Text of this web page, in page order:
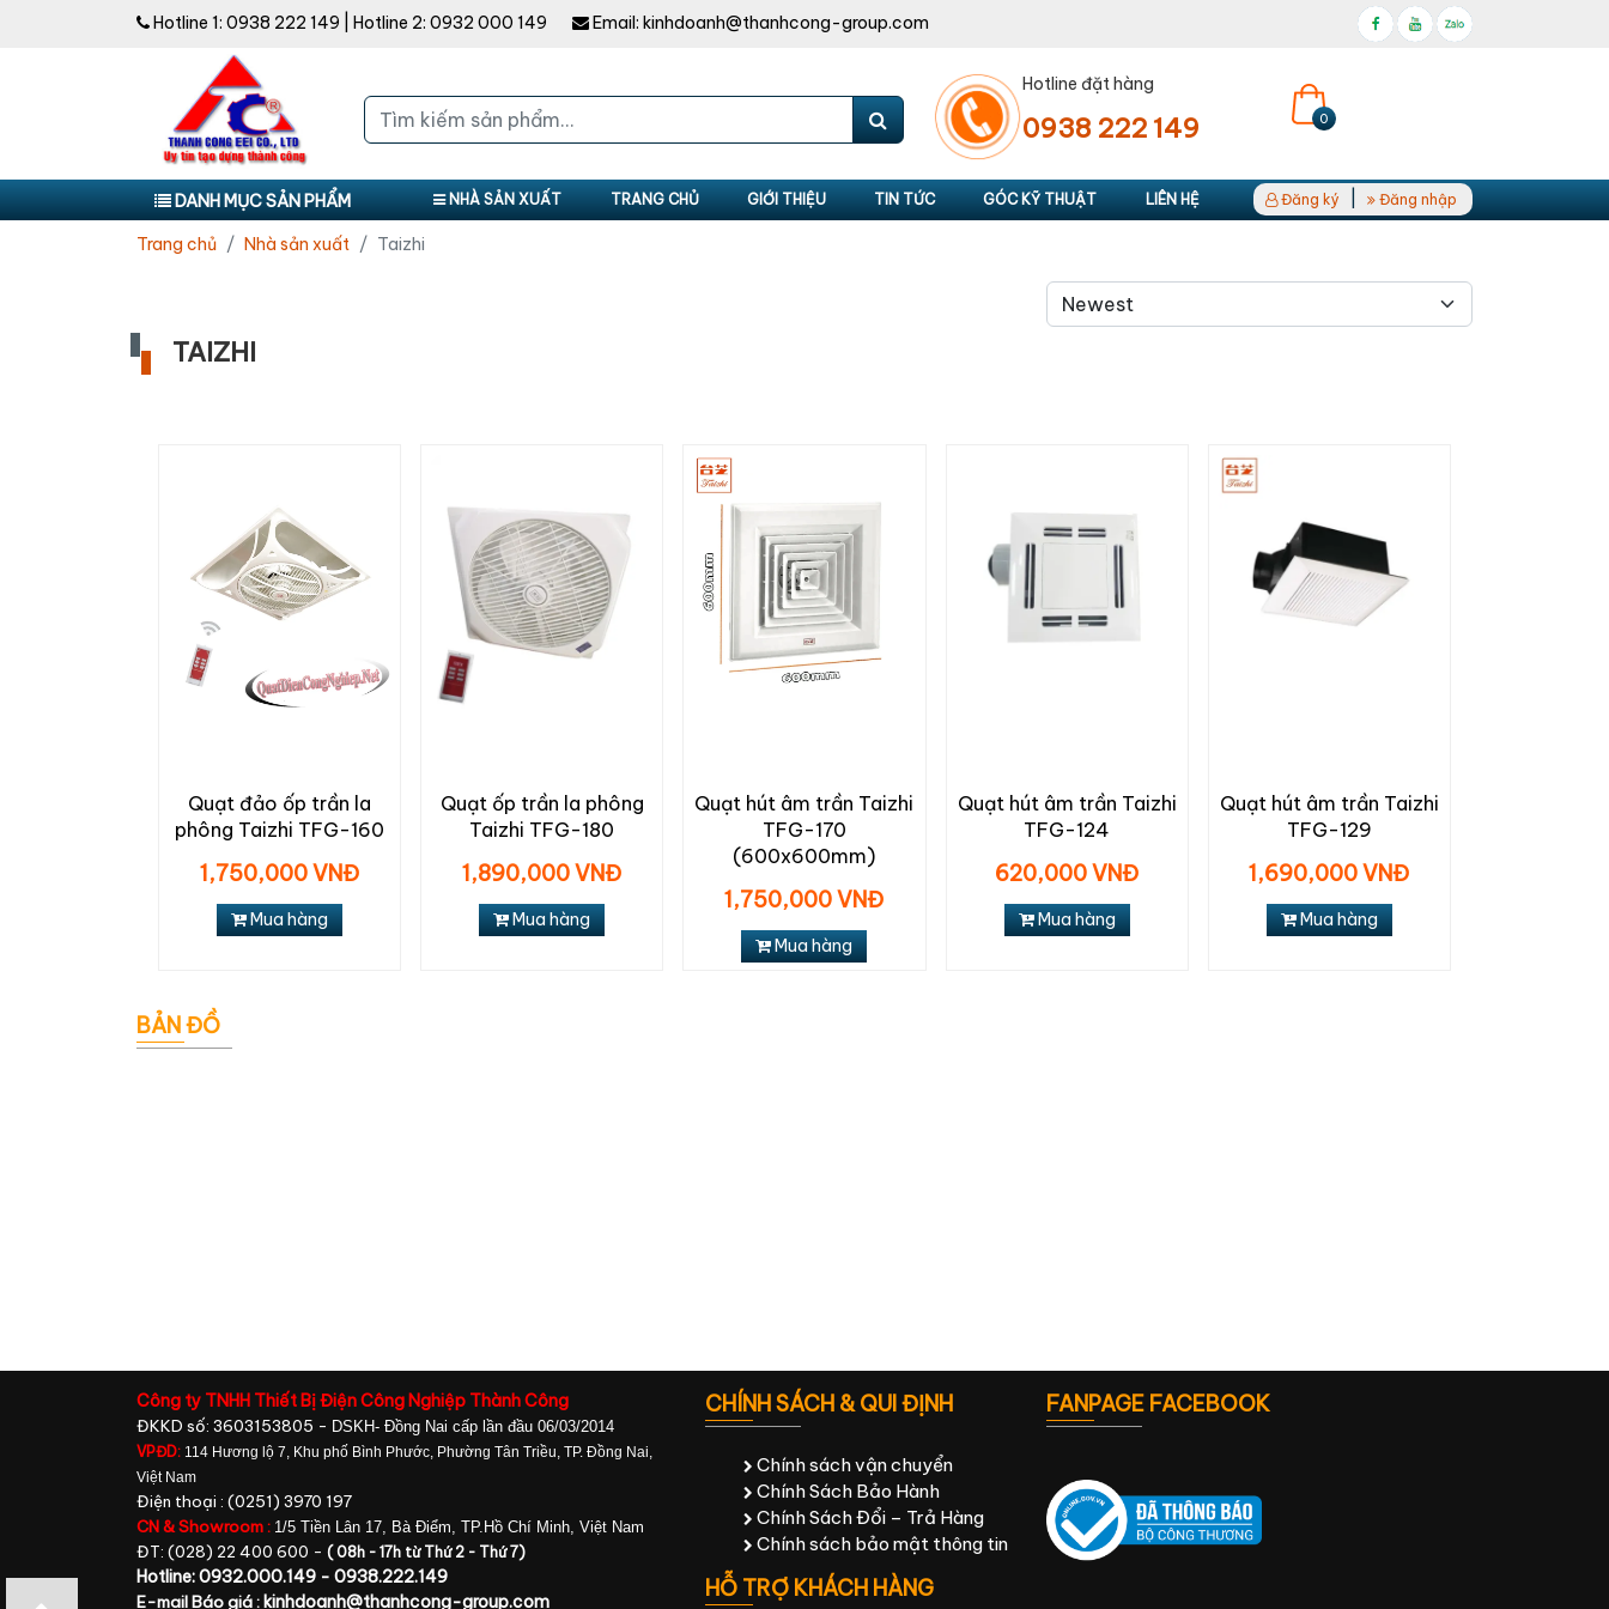
Hotline 1: 0938 222 149 | Hotline 2: 0932 000 149 Email: kinhdoanh@thanhcong-group.com
Hotline đặt hàng
0938 222 149 0
DANH MỤC SẢN PHẨM NHÀ SẢN XUẤT TRANG CHỦ GIỚI THIỆU TIN TỨC GÓC KỸ THUẬT LIÊN HỆ Đăng ký Đăng nhập
Trang chủ Nhà sản xuất Taizhi
TAIZHI
Quạt đảo ốp trần la
phông Taizhi TFG-160
1,750,000 VNĐ
Mua hàng
Quạt ốp trần la phông
Taizhi TFG-180
1,890,000 VNĐ
Mua hàng
Quạt hút âm trần Taizhi
TFG-170
(600x600mm)
1,750,000 VNĐ
Mua hàng
Quạt hút âm trần Taizhi
TFG-124
620,000 VNĐ
Mua hàng
Quạt hút âm trần Taizhi
TFG-129
1,690,000 VNĐ
Mua hàng
BẢN ĐỒ
Công ty TNHH Thiết Bị Điện Công Nghiệp Thành Công
ĐKKD số: 3603153805 - DSKH- Đồng Nai cấp lần đầu 06/03/2014
VPĐD: 114 Hương lộ 7, Khu phố Bình Phước, Phường Tân Triều, TP. Đồng Nai,
Việt Nam
Điện thoại : (0251) 3970 197
CN & Showroom : 1/5 Tiền Lân 17, Bà Điểm, TP.Hồ Chí Minh, Việt Nam
ĐT: (028) 22 400 600 - ( 08h - 17h từ Thứ 2 - Thứ 7)
Hotline: 0932.000.149 - 0938.222.149
E-mail Báo giá :kinhdoanh@thanhcong-group.com
CHÍNH SÁCH & QUI ĐỊNH
Chính sách vận chuyển
Chính Sách Bảo Hành
Chính Sách Đổi – Trả Hàng
Chính sách bảo mật thông tin
HỖ TRỢ KHÁCH HÀNG
FANPAGE FACEBOOK